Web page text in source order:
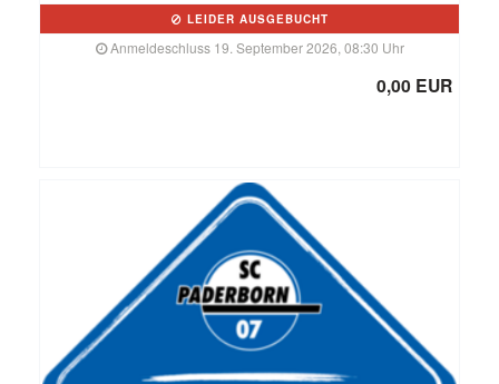
LEIDER AUSGEBUCHT
Anmeldeschluss 19. September 2026, 08:30 Uhr
0,00 EUR